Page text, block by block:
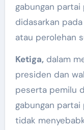
gabungan
didasarkan
atau perolehan
Ketiga,dalam
presiden dan
peserta pemilu
gabungan
tidak